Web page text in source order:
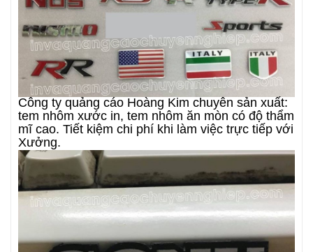
Công ty quảng cáo Hoàng Kim chuyên sản xuất:
tem nhôm xước in, tem nhôm ăn mòn có độ thẩm
mĩ cao. Tiết kiệm chi phí khi làm việc trực tiếp với
Xưởng.